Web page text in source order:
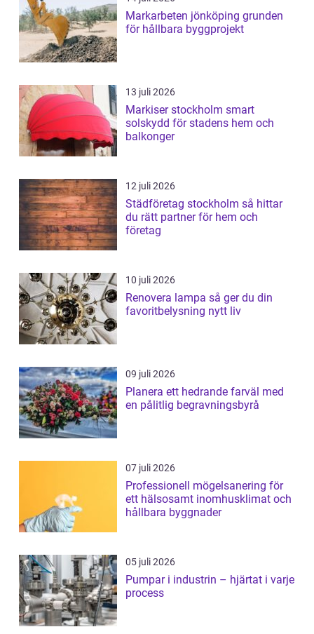
Markarbeten jönköping grunden
för hållbara byggprojekt
13 juli 2026
Markiser stockholm smart
solskydd för stadens hem och
balkonger
12 juli 2026
Städföretag stockholm så hittar
du rätt partner för hem och
företag
10 juli 2026
Renovera lampa så ger du din
favoritbelysning nytt liv
09 juli 2026
Planera ett hedrande farväl med
en pålitlig begravningsbyrå
07 juli 2026
Professionell mögelsanering för
ett hälsosamt inomhusklimat och
hållbara byggnader
05 juli 2026
Pumpar i industrin – hjärtat i varje
process